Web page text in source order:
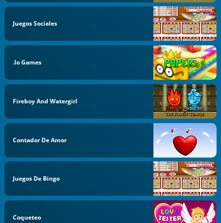
Juegos Sociales
.io Games
Fireboy And Watergirl
Contador De Amor
Juegos De Bingo
Coqueteo